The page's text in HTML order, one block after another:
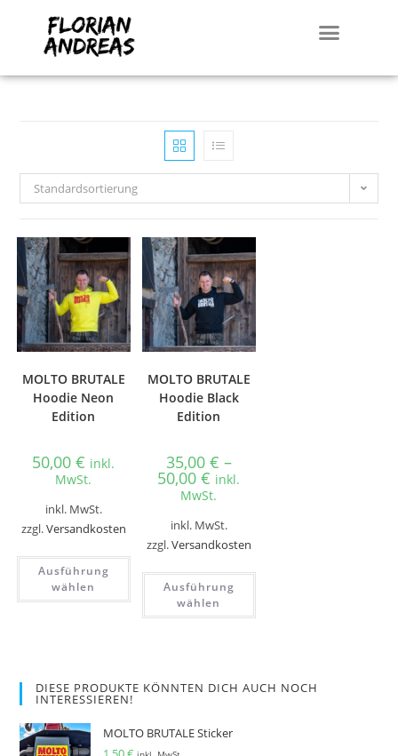
Standardsortierung
MOLTO BRUTALE
Hoodie Neon
Edition
50,00€ inkl.
MwSt.
inkl. MwSt.
zzgl.Versandkosten
Ausführung
wählen
MOLTO BRUTALE
Hoodie Black
Edition
35,00 € –
50,00€ inkl.
MwSt.
inkl. MwSt.
zzgl.Versandkosten
Ausführung
wählen
DIESE PRODUKTE KÖNNTEN DICH AUCH NOCH
INTERESSIEREN!
MOLTO BRUTALE Sticker